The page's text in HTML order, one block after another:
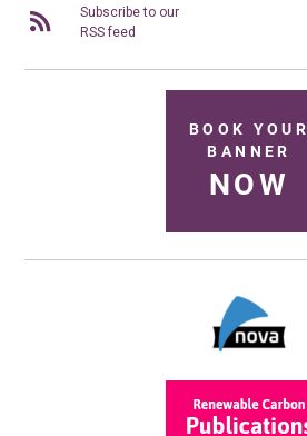
Subscribe to our
RSS feed
BOOK YOUR
BANNER
NOW